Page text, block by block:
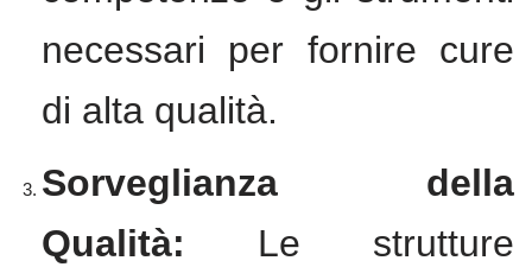
necessari per fornire cure
di alta qualità.
Sorveglianza della
Qualità: Le strutture